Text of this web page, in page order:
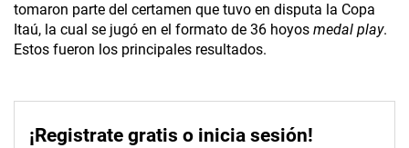
tomaron parte del certamen que tuvo en disputa la Copa
Itaú, la cual se jugó en el formato de 36 hoyos medal play.
Estos fueron los principales resultados.
¡Registrate gratis o inicia sesión!